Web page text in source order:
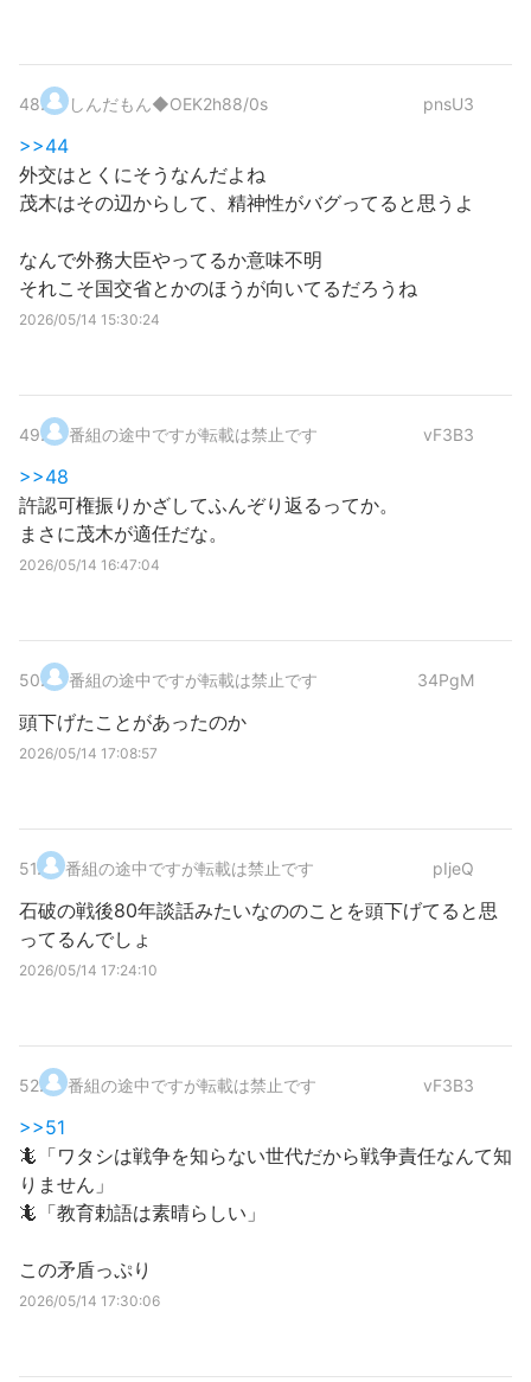
48. しんだもん◆OEK2h88/0s pnsU3
>>44
外交はとくにそうなんだよね
茂木はその辺からして、精神性がバグってると思うよ
なんで外務大臣やってるか意味不明
それこそ国交省とかのほうが向いてるだろうね
2026/05/14 15:30:24
49. 番組の途中ですが転載は禁止です vF3B3
>>48
許認可権振りかざしてふんぞり返るってか。
まさに茂木が適任だな。
2026/05/14 16:47:04
50. 番組の途中ですが転載は禁止です 34PgM
頭下げたことがあったのか
2026/05/14 17:08:57
51. 番組の途中ですが転載は禁止です pIjeQ
石破の戦後80年談話みたいなののことを頭下げてると思
ってるんでしょ
2026/05/14 17:24:10
52. 番組の途中ですが転載は禁止です vF3B3
>>51
🦎「ワタシは戦争を知らない世代だから戦争責任なんて知
りません」
🦎「教育勅語は素晴らしい」
この矛盾っぷり
2026/05/14 17:30:06